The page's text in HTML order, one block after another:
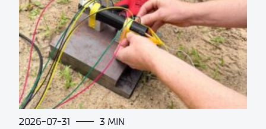
2026-07-31 3 MIN